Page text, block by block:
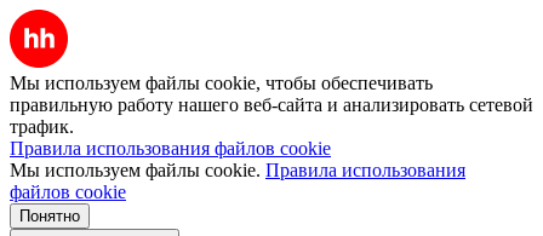
Мы используем файлы cookie, чтобы обеспечивать
правильную работу нашего веб-сайта и анализировать сетевой
трафик.
Правила использования файлов cookie
Мы используем файлы cookie. Правила использования
файлов cookie
Понятно